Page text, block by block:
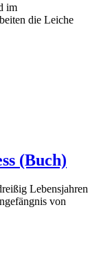
im
die Leiche
(Buch)
Lebensjahren
von